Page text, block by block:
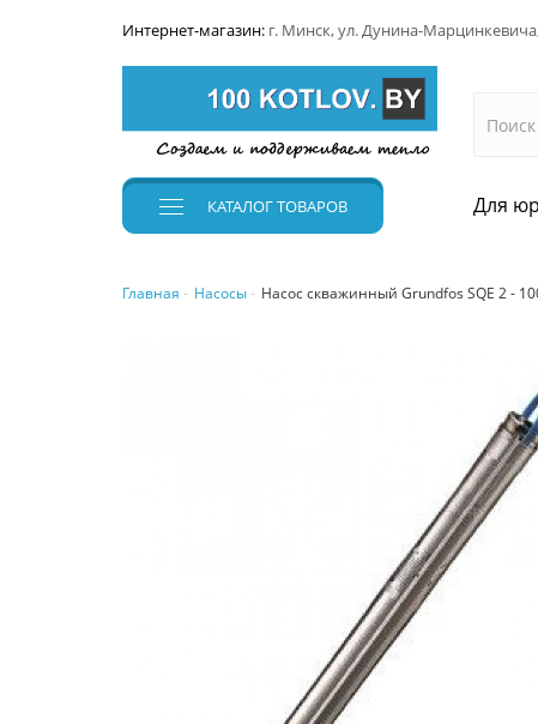
Интернет-магазин: г. Минск, ул. Дунина-
КАТАЛОГТОВАРОВ Для
Главная Насосы Насос скважинный Grundfos SQE 2 -